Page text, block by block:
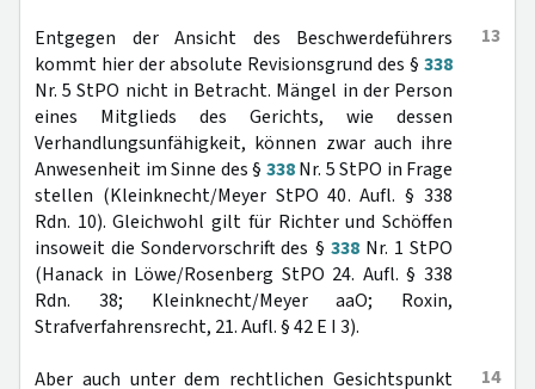
13
Entgegen der Ansicht des Beschwerdeführers
kommt hier der absolute Revisionsgrund des § 338
Nr. 5 StPO nicht in Betracht. Mängel in der Person
eines Mitglieds des Gerichts, wie dessen
Verhandlungsunfähigkeit, können zwar auch ihre
Anwesenheit im Sinne des § 338Nr. 5 StPO in Frage
stellen (Kleinknecht/Meyer StPO 40. Aufl. § 338
Rdn. 10). Gleichwohl gilt für Richter und Schöffen
insoweit die Sondervorschrift des § 338Nr. 1 StPO
(Hanack in Löwe/Rosenberg StPO 24. Aufl. § 338
Rdn. 38; Kleinknecht/Meyer aaO; Roxin,
Strafverfahrensrecht, 21. Aufl. § 42 E I 3).
14
Aber auch unter dem rechtlichen Gesichtspunkt